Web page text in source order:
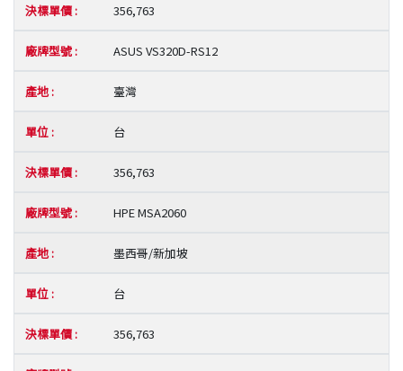
356,763
ASUS VS320D-RS12
臺灣
台
356,763
HPE MSA2060
墨西哥/新加坡
台
356,763